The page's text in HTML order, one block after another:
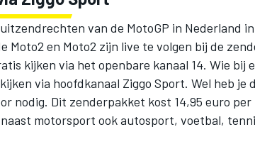
van de MotoGP in Nederland
Moto2 en Moto2 zijn live te volgen bij de
kijken via het openbare kanaal 14. Wie bij
via hoofdkanaal Ziggo Sport. Wel heb je
nodig. Dit zenderpakket kost 14,95 euro
motorsport ook autosport, voetbal,